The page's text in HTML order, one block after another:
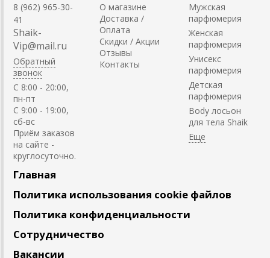
8 (962) 965-30-
41
Shaik-
Vip@mail.ru
Обратный
звонок
C 8:00 - 20:00,
пн-пт
С 9:00 - 19:00,
сб-вс
Приём заказов
на сайте -
круглосуточно.
О магазине
Доставка /
Оплата
Скидки / Акции
Отзывы
Контакты
Мужская
парфюмерия
Женская
парфюмерия
Унисекс
парфюмерия
Детская
парфюмерия
Body лосьон
для тела Shaik
Главная
Политика использования cookie файлов
Политика конфиденциальности
Сотрудничество
Вакансии